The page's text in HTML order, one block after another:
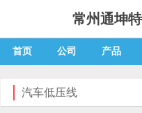
常州通坤
首页 公司 产品
汽车低压线